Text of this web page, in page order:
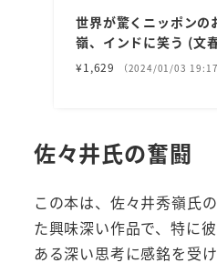
世界が驚くニッポン
嶺、インドに笑う (文
¥1,629 （2024/01/03
佐々井氏の奮闘
この本は、佐々井秀嶺氏
た興味深い作品で、特に
ある深い思考に感銘を受け